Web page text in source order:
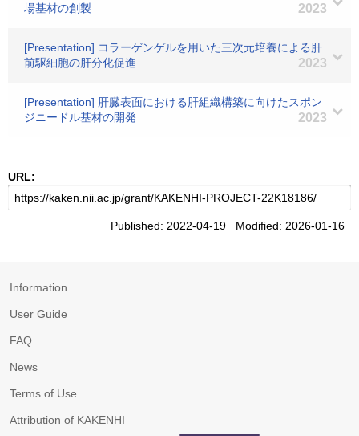
場基材の創製
2023
[Presentation] コラーゲンゲルを用いた三次元培養による肝
前駆細胞の肝分化促進
2023
[Presentation] 肝臓表面における肝組織構築に向けたスポン
ジニードル基材の開発
2023
URL:
Published: 2022-04-19 Modified: 2026-01-16
Information
User Guide
FAQ
News
Terms of Use
Attribution of KAKENHI